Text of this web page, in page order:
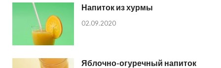
Напиток из хурмы
02.09.2020
Яблочно-огуречный напиток